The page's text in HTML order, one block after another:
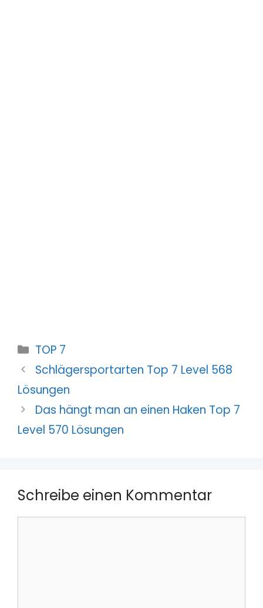
Kategorien
TOP 7
Schlägersportarten Top 7 Level 568
Lösungen
Das hängt man an einen Haken Top 7
Level 570 Lösungen
Schreibe einen Kommentar